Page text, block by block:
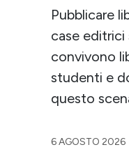
Pubblicare
case editrici
convivono
studenti e
questo
6 AGOSTO 2026